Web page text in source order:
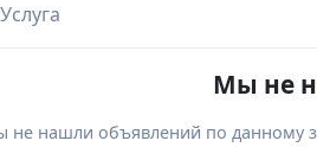
Услуга
Мы не
нашли объявлений по данному